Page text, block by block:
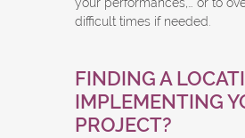
your performances,… or to
difficult times if needed.
FINDING A
IMPLEMENTING
PROJECT?